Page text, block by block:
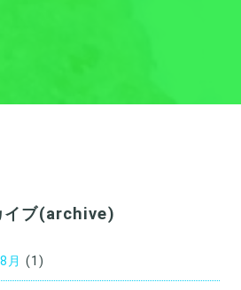
イブ(archive)
月 (1)